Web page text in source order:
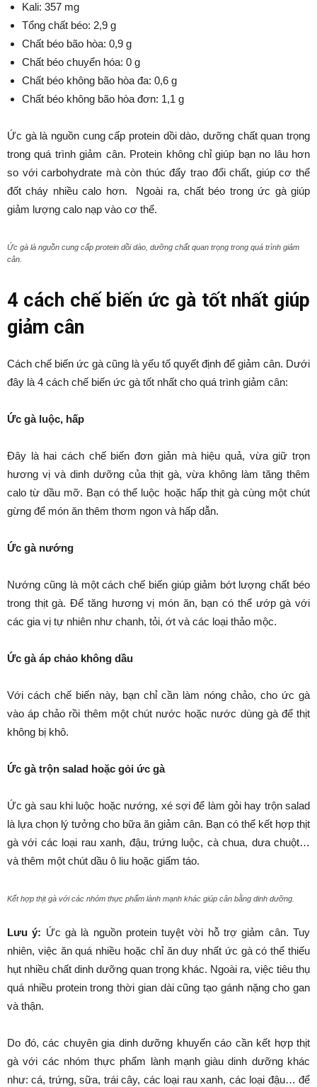
Kali: 357 mg
Tổng chất béo: 2,9 g
Chất béo bão hòa: 0,9 g
Chất béo chuyển hóa: 0 g
Chất béo không bão hòa đa: 0,6 g
Chất béo không bão hòa đơn: 1,1 g
Ức gà là nguồn cung cấp protein dồi dào, dưỡng chất quan trọng
trong quá trình giảm cân. Protein không chỉ giúp bạn no lâu hơn
so với carbohydrate mà còn thúc đẩy trao đổi chất, giúp cơ thể
đốt cháy nhiều calo hơn. Ngoài ra, chất béo trong ức gà giúp
giảm lượng calo nạp vào cơ thể.
Ức gà là nguồn cung cấp protein dồi dào, dưỡng chất quan trọng trong quá trình giảm
cân.
4 cách chế biến ức gà tốt nhất giúp
giảm cân
Cách chế biến ức gà cũng là yếu tố quyết định để giảm cân. Dưới
đây là 4 cách chế biến ức gà tốt nhất cho quá trình giảm cân:
Ức gà luộc, hấp
Đây là hai cách chế biến đơn giản mà hiệu quả, vừa giữ trọn
hương vị và dinh dưỡng của thịt gà, vừa không làm tăng thêm
calo từ dầu mỡ. Bạn có thể luộc hoặc hấp thịt gà cùng một chút
gừng để món ăn thêm thơm ngon và hấp dẫn.
Ức gà nướng
Nướng cũng là một cách chế biến giúp giảm bớt lượng chất béo
trong thịt gà. Để tăng hương vị món ăn, bạn có thể ướp gà với
các gia vị tự nhiên như chanh, tỏi, ớt và các loại thảo mộc.
Ức gà áp chảo không dầu
Với cách chế biến này, bạn chỉ cần làm nóng chảo, cho ức gà
vào áp chảo rồi thêm một chút nước hoặc nước dùng gà để thịt
không bị khô.
Ức gà trộn salad hoặc gỏi ức gà
Ức gà sau khi luộc hoặc nướng, xé sợi để làm gỏi hay trộn salad
là lựa chọn lý tưởng cho bữa ăn giảm cân. Bạn có thể kết hợp thịt
gà với các loại rau xanh, đậu, trứng luộc, cà chua, dưa chuột…
và thêm một chút dầu ô liu hoặc giấm táo.
Kết hợp thịt gà với các nhóm thực phẩm lành mạnh khác giúp cân bằng dinh dưỡng.
Lưu ý: Ức gà là nguồn protein tuyệt vời hỗ trợ giảm cân. Tuy
nhiên, việc ăn quá nhiều hoặc chỉ ăn duy nhất ức gà có thể thiếu
hụt nhiều chất dinh dưỡng quan trọng khác. Ngoài ra, việc tiêu thụ
quá nhiều protein trong thời gian dài cũng tạo gánh nặng cho gan
và thận.
Do đó, các chuyên gia dinh dưỡng khuyến cáo cần kết hợp thịt
gà với các nhóm thực phẩm lành mạnh giàu dinh dưỡng khác
như: cá, trứng, sữa, trái cây, các loại rau xanh, các loại đậu… để